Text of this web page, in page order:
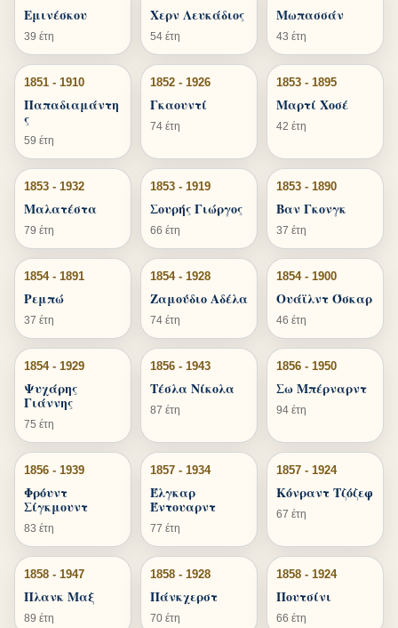
Εμινέσκου
39 έτη
Χερν Λευκάδιος
54 έτη
Μωπασσάν
43 έτη
1851 - 1910
Παπαδιαμάντη
ς
59 έτη
1852 - 1926
Γκαουντί
74 έτη
1853 - 1895
Μαρτί Χοσέ
42 έτη
1853 - 1932
Μαλατέστα
79 έτη
1853 - 1919
Σουρής Γιώργος
66 έτη
1853 - 1890
Βαν Γκονγκ
37 έτη
1854 - 1891
Ρεμπώ
37 έτη
1854 - 1928
Ζαμούδιο Αδέλα
74 έτη
1854 - 1900
Ουάϊλντ Όσκαρ
46 έτη
1854 - 1929
Ψυχάρης
Γιάννης
75 έτη
1856 - 1943
Τέσλα Νίκολα
87 έτη
1856 - 1950
Σω Μπέρναρντ
94 έτη
1856 - 1939
Φρόυντ
Σίγκμουντ
83 έτη
1857 - 1934
Έλγκαρ
Έντουαρντ
77 έτη
1857 - 1924
Κόνραντ Τζόζεφ
67 έτη
1858 - 1947
Πλανκ Μαξ
89 έτη
1858 - 1928
Πάνκχερστ
70 έτη
1858 - 1924
Πουτσίνι
66 έτη